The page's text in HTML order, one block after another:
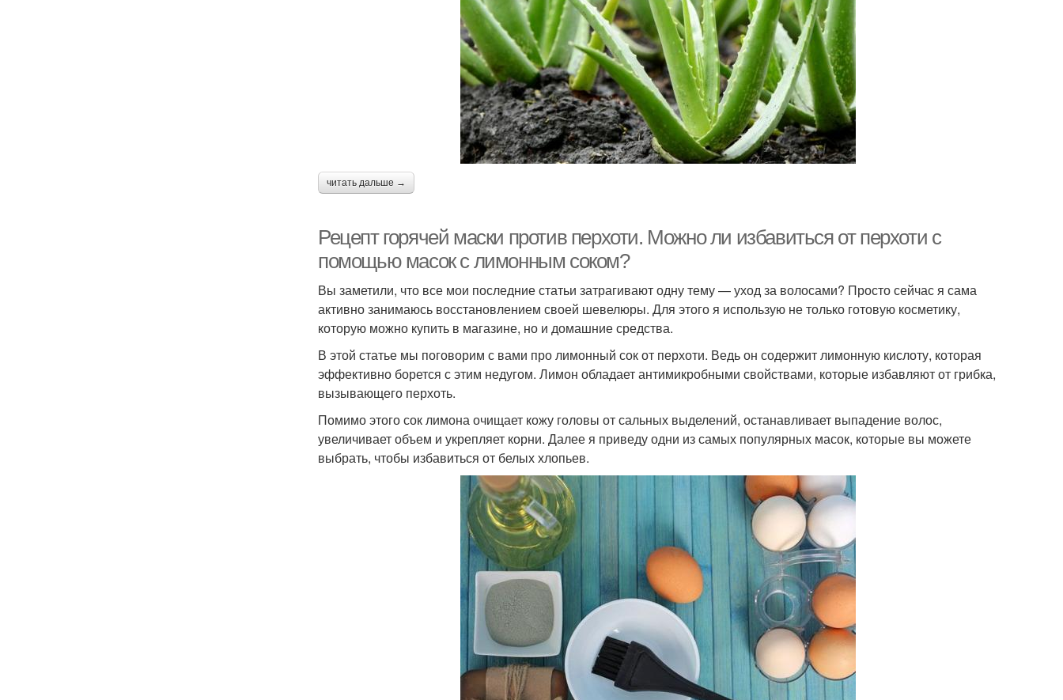
читать дальше →
Рецепт горячей маски против перхоти. Можно ли избавиться от перхоти с
помощью масок с лимонным соком?
Вы заметили, что все мои последние статьи затрагивают одну тему — уход за волосами? Просто сейчас я сама
активно занимаюсь восстановлением своей шевелюры. Для этого я использую не только готовую косметику,
которую можно купить в магазине, но и домашние средства.
В этой статье мы поговорим с вами про лимонный сок от перхоти. Ведь он содержит лимонную кислоту, которая
эффективно борется с этим недугом. Лимон обладает антимикробными свойствами, которые избавляют от грибка,
вызывающего перхоть.
Помимо этого сок лимона очищает кожу головы от сальных выделений, останавливает выпадение волос,
увеличивает объем и укрепляет корни. Далее я приведу одни из самых популярных масок, которые вы можете
выбрать, чтобы избавиться от белых хлопьев.